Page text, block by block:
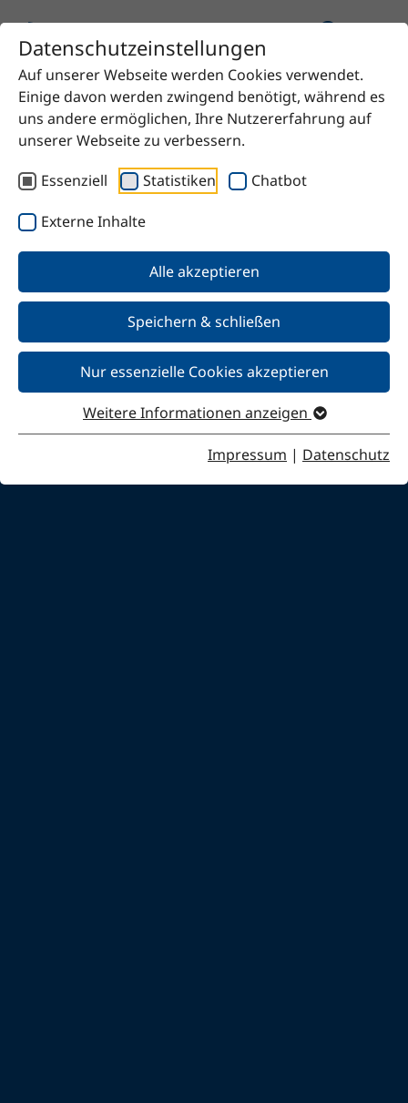
Datenschutzeinstellungen
Auf unserer Webseite werden Cookies verwendet.
Einige davon werden zwingend benötigt, während es
uns andere ermöglichen, Ihre Nutzererfahrung auf
unserer Webseite zu verbessern.
Essenziell
Statistiken Chatbot
Externe Inhalte
Alle akzeptieren
Speichern & schließen
Nur essenzielle Cookies akzeptieren
Weitere Informationen anzeigen
Impressum | Datenschutz
Unsere Produkte
Wir bieten chemische Lösungen für nahezu jeden
hochwertigen Spezialitäten. Sie haben eine bestimmte
Anforderung? Sprechen Sie uns an, wir finden die
passende Lösung für Sie.